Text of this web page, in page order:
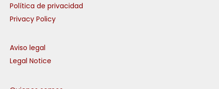
Política de privacidad
Privacy Policy
Aviso legal
Legal Notice